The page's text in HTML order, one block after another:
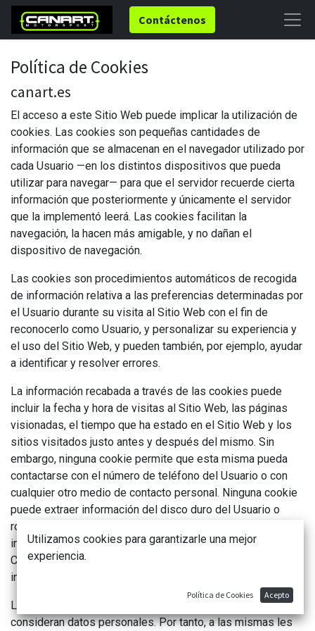
Contáctenos
Política de Cookies
canart.es
El acceso a este Sitio Web puede implicar la utilización de
cookies. Las cookies son pequeñas cantidades de
información que se almacenan en el navegador utilizado por
cada Usuario —en los distintos dispositivos que pueda
utilizar para navegar— para que el servidor recuerde cierta
información que posteriormente y únicamente el servidor
que la implementó leerá. Las cookies facilitan la
navegación, la hacen más amigable, y no dañan el
dispositivo de navegación.
Las cookies son procedimientos automáticos de recogida
de información relativa a las preferencias determinadas por
el Usuario durante su visita al Sitio Web con el fin de
reconocerlo como Usuario, y personalizar su experiencia y
el uso del Sitio Web, y pueden también, por ejemplo, ayudar
a identificar y resolver errores.
La información recabada a través de las cookies puede
incluir la fecha y hora de visitas al Sitio Web, las páginas
visionadas, el tiempo que ha estado en el Sitio Web y los
sitios visitados justo antes y después del mismo. Sin
embargo, ninguna cookie permite que esta misma pueda
contactarse con el número de teléfono del Usuario o con
cualquier otro medio de contacto personal. Ninguna cookie
puede extraer información del disco duro del Usuario o
robar información personal. La única manera de que la
información privada del Usuario forme parte del archivo
Cookie es que el usuario dé personalmente esa
información al servidor.
Las cookies que permiten identificar a una persona se
consideran datos personales. Por tanto, a las mismas les
Utilizamos cookies para garantizarle una mejor
experiencia.
Política de Cookies Acepto